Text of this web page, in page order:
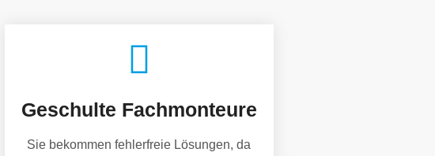
Geschulte Fachmonteure
Sie bekommen fehlerfreie Lösungen, da